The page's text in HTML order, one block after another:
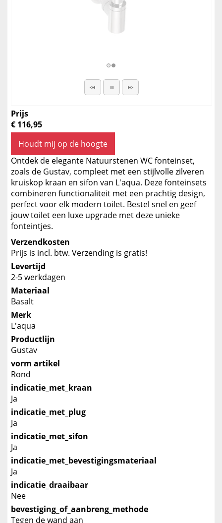
Prijs
€ 116,95
Houdt mij op de hoogte
Ontdek de elegante Natuurstenen WC fonteinset,
zoals de Gustav, compleet met een stijlvolle zilveren
kruiskop kraan en sifon van L'aqua. Deze fonteinsets
combineren functionaliteit met een prachtig design,
perfect voor elk modern toilet. Bestel snel en geef
jouw toilet een luxe upgrade met deze unieke
fonteintjes.
Verzendkosten
Prijs is incl. btw. Verzending is gratis!
Levertijd
2-5 werkdagen
Materiaal
Basalt
Merk
L'aqua
Productlijn
Gustav
vorm artikel
Rond
indicatie_met_kraan
Ja
indicatie_met_plug
Ja
indicatie_met_sifon
Ja
indicatie_met_bevestigingsmateriaal
Ja
indicatie_draaibaar
Nee
bevestiging_of_aanbreng_methode
Tegen de wand aan